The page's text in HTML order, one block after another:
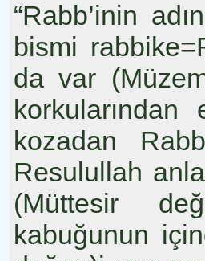
“Rabb’inin
bismi
da var
korkularından
kozadan
Resulullah
(Müttesir
kabuğunun